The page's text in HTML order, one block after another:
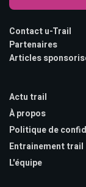
Contact u-Trail
Partenaires
Articles
Actu trail
À propos
Politique de
Entrainement trail
L'équipe